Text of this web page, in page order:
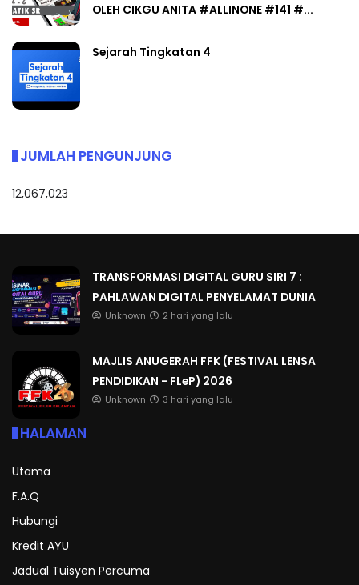
OLEH CIKGU ANITA #ALLINONE #141 #...
Sejarah Tingkatan 4
JUMLAH PENGUNJUNG
12,067,023
TRANSFORMASI DIGITAL GURU SIRI 7 :
PAHLAWAN DIGITAL PENYELAMAT DUNIA
Unknown 2 hari yang lalu
MAJLIS ANUGERAH FFK (FESTIVAL LENSA
PENDIDIKAN - FLeP) 2026
Unknown 3 hari yang lalu
HALAMAN
Utama
F.A.Q
Hubungi
Kredit AYU
Jadual Tuisyen Percuma